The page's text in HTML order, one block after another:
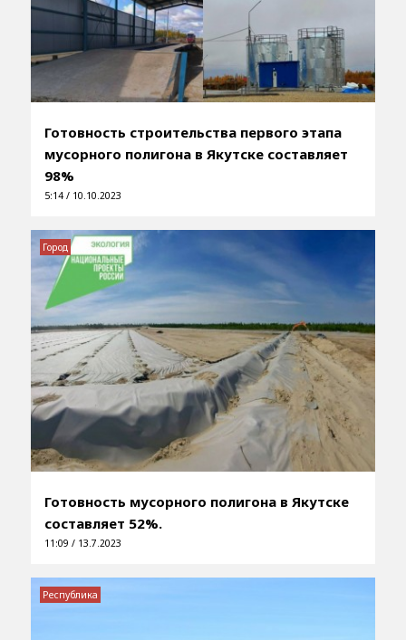
Готовность строительства первого этапа
мусорного полигона в Якутске составляет
98%
5:14 / 10.10.2023
Готовность мусорного полигона в Якутске
составляет 52%.
11:09 / 13.7.2023
Город
Республика